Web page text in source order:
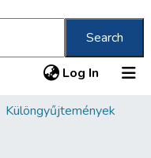
Search
Log In (current)
Különgyűjtemények